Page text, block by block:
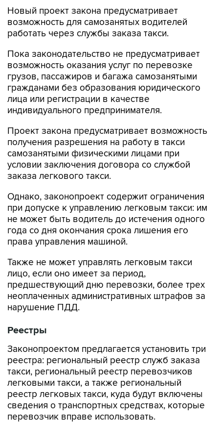
Новый проект закона предусматривает
возможность для самозанятых водителей
работать через службы заказа такси.
Пока законодательство не предусматривает
возможность оказания услуг по перевозке
грузов, пассажиров и багажа самозанятыми
гражданами без образования юридического
лица или регистрации в качестве
индивидуального предпринимателя.
Проект закона предусматривает возможность
получения разрешения на работу в такси
самозанятыми физическими лицами при
условии заключения договора со службой
заказа легкового такси.
Однако, законопроект содержит ограничения
при допуске к управлению легковым такси: им
не может быть водитель до истечения одного
года со дня окончания срока лишения его
права управления машиной.
Также не может управлять легковым такси
лицо, если оно имеет за период,
предшествующий дню перевозки, более трех
неоплаченных административных штрафов за
нарушение ПДД.
Реестры
Законопроектом предлагается установить три
реестра: региональный реестр служб заказа
такси, региональный реестр перевозчиков
легковыми такси, а также региональный
реестр легковых такси, куда будут включены
сведения о транспортных средствах, которые
перевозчик вправе использовать.